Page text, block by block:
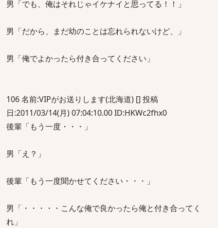
男「でも、俺はそれじゃイケナイと思ってる！！」
男「だから、まだ幼のことは忘れられないけど、」
男「俺でよかったら付き合ってください」
106 名前:VIPがお送りします(北海道) [] 投稿
日:2011/03/14(月) 07:04:10.00 ID:HKWc2fhx0
後輩「もう一度・・・」
男「え？」
後輩「もう一度聞かせてください・・・」
男「・・・・・こんな俺で良かったら俺と付き合ってく
れ」